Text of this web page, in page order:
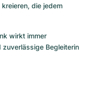
die jedem
wirkt immer
Begleiterin